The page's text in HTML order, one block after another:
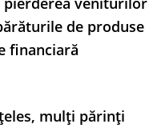
de produse
financiară
mulți părinți